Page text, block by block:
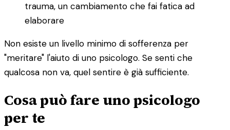
trauma, un cambiamento che fai fatica ad
elaborare
Non esiste un livello minimo di sofferenza per
"meritare" l'aiuto di uno psicologo. Se senti che
qualcosa non va, quel sentire è già sufficiente.
Cosa può fare uno psicologo
per te